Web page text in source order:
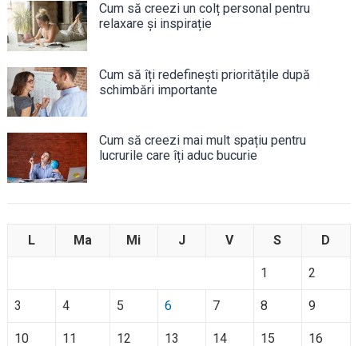
Cum să creezi un colț personal pentru
relaxare și inspirație
Cum să îți redefinești prioritățile după
schimbări importante
Cum să creezi mai mult spațiu pentru
lucrurile care îți aduc bucurie
L Ma Mi J V S D
1 2
3 4 5 6 7 8 9
10 11 12 13 14 15 16